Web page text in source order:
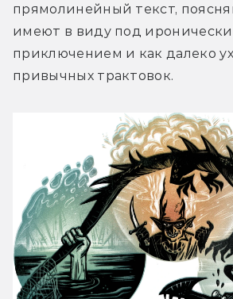
прямолинейный текст,
имеют в виду под
приключением и как далеко
привычных трактовок.